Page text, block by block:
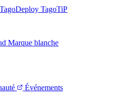
TagoDeploy TagoTiP
Marque blanche
Événements